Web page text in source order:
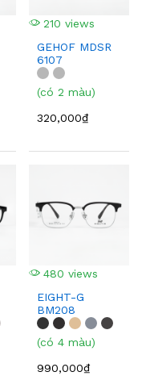
210 views
GEHOF MDSR
6107
(có 2 màu)
320,000₫
480 views
EIGHT-G
BM208
(có 4 màu)
990,000₫